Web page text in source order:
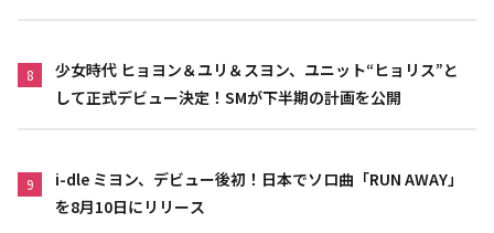
8
少女時代 ヒョヨン＆ユリ＆スヨン、ユニット“ヒョリス”と
して正式デビュー決定！SMが下半期の計画を公開
9
i-dle ミヨン、デビュー後初！日本でソロ曲「RUN AWAY」
を8月10日にリリース